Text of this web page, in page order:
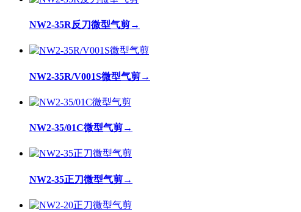
NW2-35R反刀微型气剪→
NW2-35R/V001S微型气剪→
NW2-35/01C微型气剪→
NW2-35正刀微型气剪→